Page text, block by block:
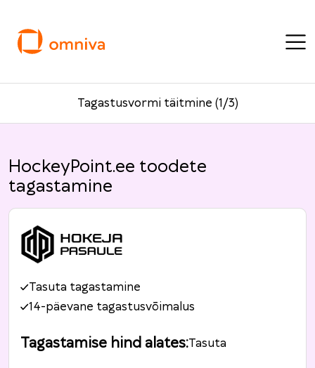
Tagastusvormi täitmine (1/3)
HockeyPoint.ee toodete
tagastamine
Tasuta tagastamine
14-päevane tagastusvõimalus
Tagastamise hind alates:Tasuta